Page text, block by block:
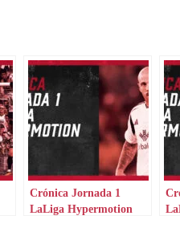
Crónica Jornada 1
LaLiga Hypermotion